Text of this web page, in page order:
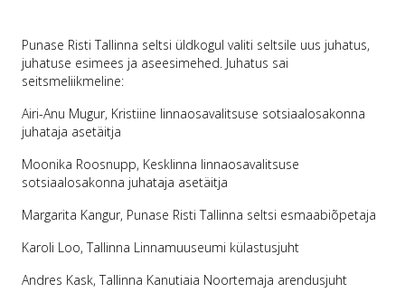
Punase Risti Tallinna seltsi üldkogul valiti seltsile uus juhatus,
juhatuse esimees ja aseesimehed. Juhatus sai
seitsmeliikmeline:
Airi-Anu Mugur, Kristiine linnaosavalitsuse sotsiaalosakonna
juhataja asetäitja
Moonika Roosnupp, Kesklinna linnaosavalitsuse
sotsiaalosakonna juhataja asetäitja
Margarita Kangur, Punase Risti Tallinna seltsi esmaabiõpetaja
Karoli Loo, Tallinna Linnamuuseumi külastusjuht
Andres Kask, Tallinna Kanutiaia Noortemaja arendusjuht